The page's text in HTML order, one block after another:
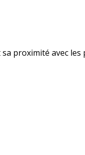
proximité avec les